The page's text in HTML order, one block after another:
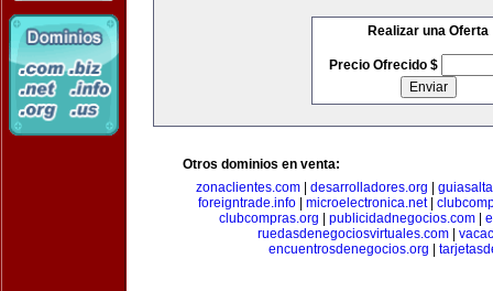
Realizar una Oferta
Precio Ofrecido $
Otros dominios en venta:
zonaclientes.com| desarrolladores.org
foreigntrade.info
microelectronica.net|
clubcompras.org
publicidadnegocios.com
ruedasdenegociosvirtuales.com|
encuentrosdenegocios.org